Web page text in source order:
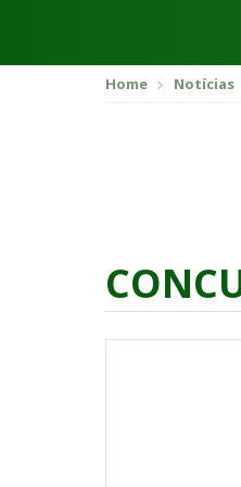
Home Notícias